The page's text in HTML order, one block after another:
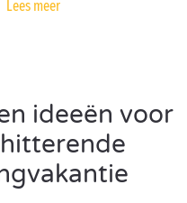
of een ven; andere door
in een vallei, tegen
rand van het bos, de
omgeving om van
te genieten! Wandelen,
Lees meer
ideeën voor